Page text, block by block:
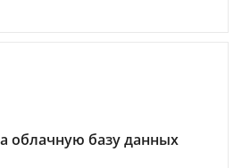
облачную базу данных